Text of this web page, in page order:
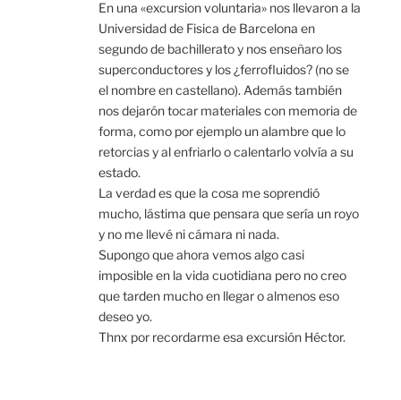
En una «excursion voluntaria» nos llevaron a la
Universidad de Fisica de Barcelona en
segundo de bachillerato y nos enseñaro los
superconductores y los ¿ferrofluidos? (no se
el nombre en castellano). Además también
nos dejarón tocar materiales con memoria de
forma, como por ejemplo un alambre que lo
retorcias y al enfriarlo o calentarlo volvía a su
estado.
La verdad es que la cosa me soprendió
mucho, lástima que pensara que sería un royo
y no me llevé ni cámara ni nada.
Supongo que ahora vemos algo casi
imposible en la vida cuotidiana pero no creo
que tarden mucho en llegar o almenos eso
deseo yo.
Thnx por recordarme esa excursión Héctor.